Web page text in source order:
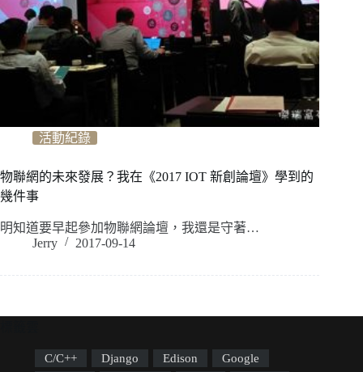
活動紀錄
物聯網的未來發展？我在《2017 IOT 新創論壇》學到的
幾件事
明知道要早起參加物聯網論壇，我還是守著…
Jerry
2017-09-14
C/C++ Django Edison
Google